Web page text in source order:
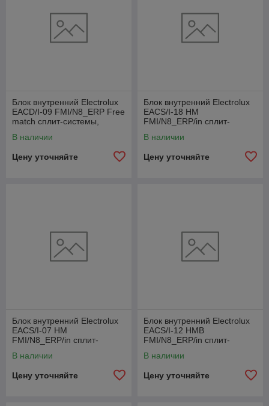
Блок внутренний Electrolux
EACD/I-09 FMI/N8_ERP Free
match сплит-системы,
В наличии
Цену уточняйте
Блок внутренний Electrolux
EACS/I-18 HM
FMI/N8_ERP/in сплит-
В наличии
Цену уточняйте
Блок внутренний Electrolux
EACS/I-07 HM
FMI/N8_ERP/in сплит-
В наличии
Цену уточняйте
Блок внутренний Electrolux
EACS/I-12 HMB
FMI/N8_ERP/in сплит-
В наличии
Цену уточняйте